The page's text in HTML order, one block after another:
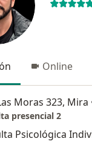
Online
Moras 323, Mira
presencial 2
Psicológica